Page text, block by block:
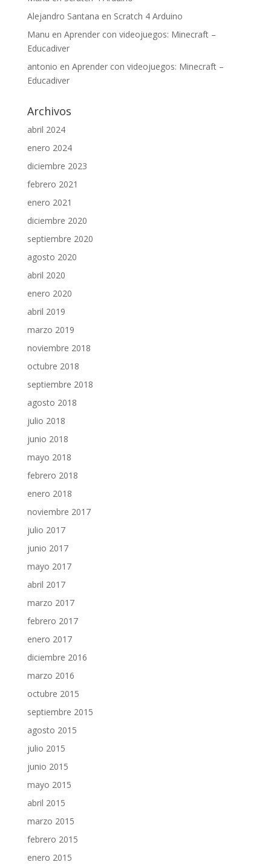
Alejandro Santana en Scratch 4 Arduino
Manu en Aprender con videojuegos: Minecraft –
Educadiver
antonio en Aprender con videojuegos: Minecraft –
Educadiver
Archivos
abril 2024
enero 2024
diciembre 2023
febrero 2021
enero 2021
diciembre 2020
septiembre 2020
agosto 2020
abril 2020
enero 2020
abril 2019
marzo 2019
noviembre 2018
octubre 2018
septiembre 2018
agosto 2018
julio 2018
junio 2018
mayo 2018
febrero 2018
enero 2018
noviembre 2017
julio 2017
junio 2017
mayo 2017
abril 2017
marzo 2017
febrero 2017
enero 2017
diciembre 2016
marzo 2016
octubre 2015
septiembre 2015
agosto 2015
julio 2015
junio 2015
mayo 2015
abril 2015
marzo 2015
febrero 2015
enero 2015